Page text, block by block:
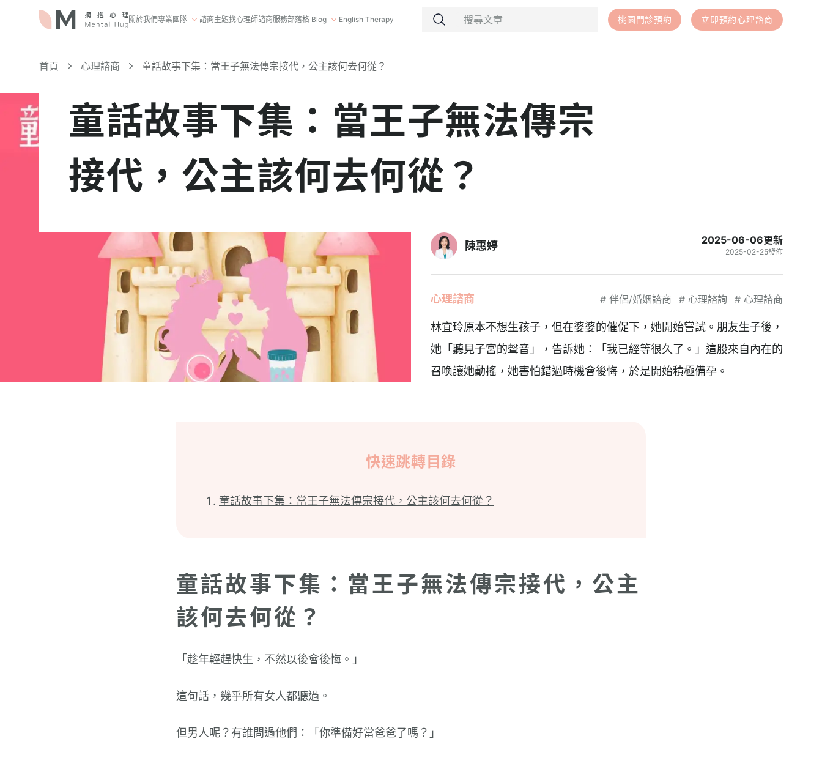
關於我們專業團隊 諮商主題找心理師諮商服務部落格 Blog English Therapy 桃園門診預約 立即預約心理諮商
首頁 心理諮商 童話故事下集：當王子無法傳宗接代，公主該何去何從？
童話故事下集：當王子無法傳宗
接代，公主該何去何從？
陳惠婷 2025-06-06更新
2025-02-25發佈
心理諮商 # 伴侶/婚姻諮商 # 心理諮詢 # 心理諮商
林宜玲原本不想生孩子，但在婆婆的催促下，她開始嘗試。朋友生子後，
她「聽見子宮的聲音」，告訴她：「我已經等很久了。」這股來自內在的
召喚讓她動搖，她害怕錯過時機會後悔，於是開始積極備孕。
快速跳轉目錄
童話故事下集：當王子無法傳宗接代，公主該何去何從？
童話故事下集：當王子無法傳宗接代，公主
該何去何從？
「趁年輕趕快生，不然以後會後悔。」
這句話，幾乎所有女人都聽過。
但男人呢？有誰問過他們：「你準備好當爸爸了嗎？」